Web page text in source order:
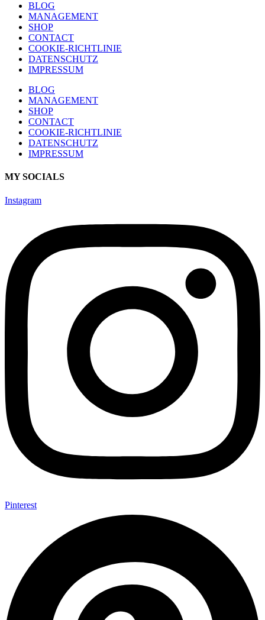
BLOG
MANAGEMENT
SHOP
CONTACT
COOKIE-RICHTLINIE
DATENSCHUTZ
IMPRESSUM
BLOG
MANAGEMENT
SHOP
CONTACT
COOKIE-RICHTLINIE
DATENSCHUTZ
IMPRESSUM
MY SOCIALS
Instagram
Pinterest